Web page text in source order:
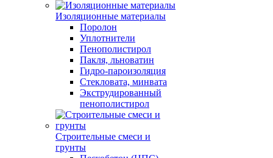
Изоляционные материалы
Поролон
Уплотнители
Пенополистирол
Пакля, льноватин
Гидро-пароизоляция
Стекловата, минвата
Экструдированный
пенополистирол
Строительные смеси и
грунты